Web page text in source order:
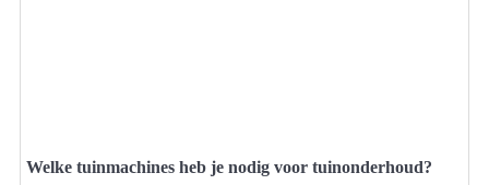
Welke tuinmachines heb je nodig voor tuinonderhoud?